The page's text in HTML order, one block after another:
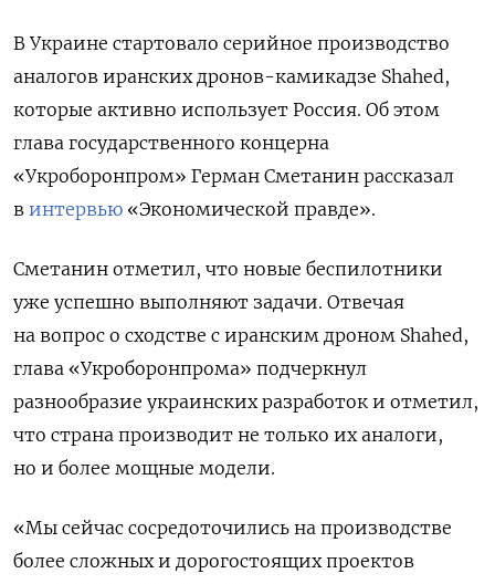
В Украине стартовало серийное производство
аналогов иранских дронов-камикадзе Shahed,
которые активно использует Россия. Об этом
глава государственного концерна
«Укроборонпром» Герман Сметанин рассказал
в интервью «Экономической правде».
Сметанин отметил, что новые беспилотники
уже успешно выполняют задачи. Отвечая
на вопрос о сходстве с иранским дроном Shahed,
глава «Укроборонпрома» подчеркнул
разнообразие украинских разработок и отметил,
что страна производит не только их аналоги,
но и более мощные модели.
«Мы сейчас сосредоточились на производстве
более сложных и дорогостоящих проектов